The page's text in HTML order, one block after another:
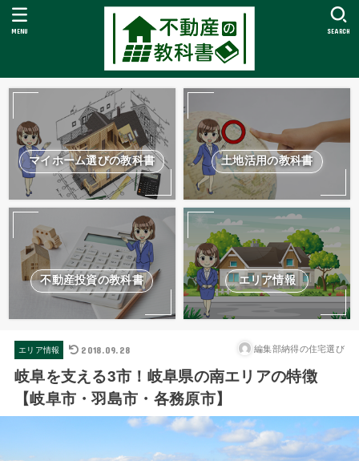
SEARCH
MENU
マイホーム選びの教科書 土地活用の教科書
不動産投資の教科書 エリア情報
エリア情報 2018.09.28 編集部納得の住宅選び
岐阜を支える3市！岐阜県の南エリアの特徴
【岐阜市・羽島市・各務原市】